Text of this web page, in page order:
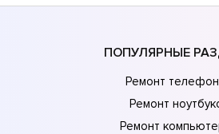
ПОПУЛЯРНЫЕ
Ремонт
Ремонт
Ремонт